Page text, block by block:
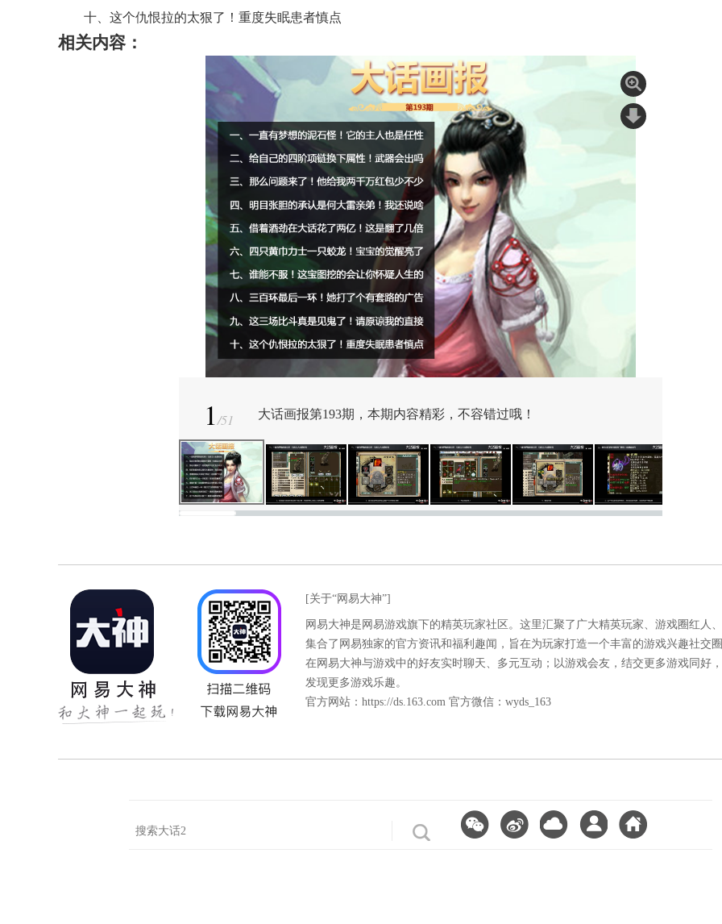
十、这个仇恨拉的太狠了 ！ 重度失眠患者慎点
相关内容：
1/51 大话画报第193期，本期内容精彩，不容错过哦！
[关于“网易大神”]
网易大神是网易游戏旗下的精英玩家社区。这里汇聚了广大精英玩家、游戏圈红人
集合了网易独家的官方资讯和福利趣闻，旨在为玩家打造一个丰富的游戏兴趣社交
在网易大神与游戏中的好友实时聊天、多元互动；以游戏会友，结交更多游戏同好
发现更多游戏乐趣。
官方网站： https://ds.163.com 官方微信：wyds_163